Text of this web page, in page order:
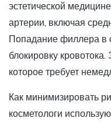
эстетической
артерии, включая
Попадание филлера в
блокировку
которое требует
Как минимизировать
косметологи